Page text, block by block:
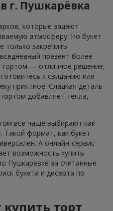
г. Пушкарёвка
которые задают
атмосферу. Но букет
только закрепить
презент более
тортом — отличное решение,
к свиданию или
приятное. Сладкая деталь
добавляет тепла,
всё чаще выбирают как
Такой формат, как букет
А онлайн-сервис
возможность купить
Пушкарёвке за считанные
букета и десерта по
торт